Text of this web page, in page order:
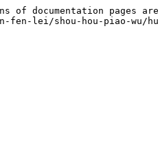
documentation pages
fen-lei/shou-hou-piao-wu/